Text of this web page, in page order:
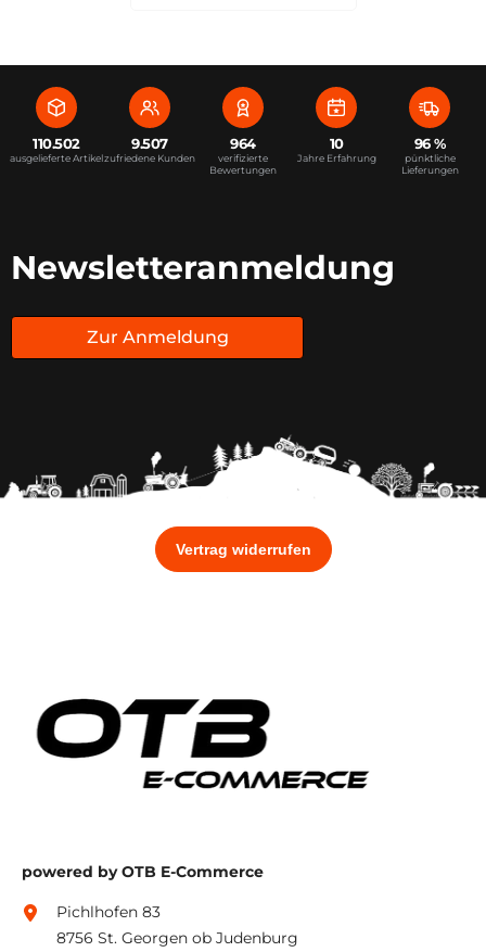
110.502
ausgelieferte Artikel
9.507
zufriedene Kunden
964
verifizierte
Bewertungen
10
Jahre Erfahrung
96 %
pünktliche
Lieferungen
Newsletteranmeldung
Zur Anmeldung
powered by OTB E-Commerce
Pichlhofen 83
8756 St. Georgen ob Judenburg